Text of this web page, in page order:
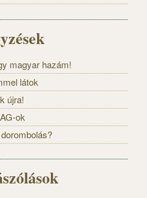
magyar hazám!
látok
újra!
ok